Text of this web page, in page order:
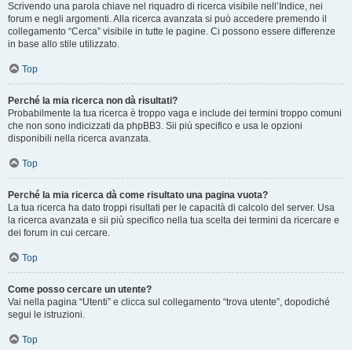
Scrivendo una parola chiave nel riquadro di ricerca visibile nell’Indice, nei
forum e negli argomenti. Alla ricerca avanzata si può accedere premendo il
collegamento “Cerca” visibile in tutte le pagine. Ci possono essere differenze
in base allo stile utilizzato.
Top
Perché la mia ricerca non dà risultati?
Probabilmente la tua ricerca è troppo vaga e include dei termini troppo comuni
che non sono indicizzati da phpBB3. Sii più specifico e usa le opzioni
disponibili nella ricerca avanzata.
Top
Perché la mia ricerca dà come risultato una pagina vuota?
La tua ricerca ha dato troppi risultati per le capacità di calcolo del server. Usa
la ricerca avanzata e sii più specifico nella tua scelta dei termini da ricercare e
dei forum in cui cercare.
Top
Come posso cercare un utente?
Vai nella pagina “Utenti” e clicca sul collegamento “trova utente”, dopodiché
segui le istruzioni.
Top